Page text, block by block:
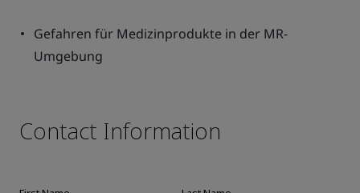
Gefahren für Medizinprodukte in der MR-
Umgebung